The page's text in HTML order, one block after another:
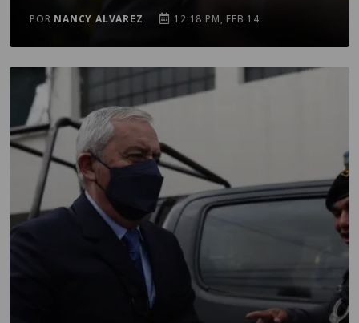
POR NANCY ALVAREZ 12:18 PM, FEB 14